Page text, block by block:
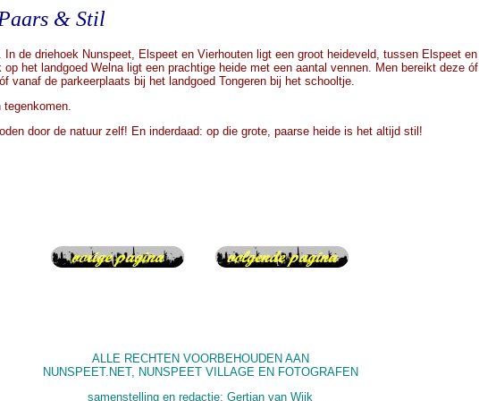
& Stil
de driehoek Nunspeet, Elspeet en Vierhouten ligt een groot heideveld, tussen Elspeet en
het landgoed Welna ligt een prachtige heide met een aantal vennen. Men bereikt deze óf
vanaf de parkeerplaats bij het landgoed Tongeren bij het schooltje.
door de natuur zelf! En inderdaad: op die grote, paarse heide is het altijd stil!
ALLE RECHTEN VOORBEHOUDEN AAN
NUNSPEET.NET, NUNSPEET VILLAGE EN FOTOGRAFEN
samenstelling en redactie: Gertjan van Wijk